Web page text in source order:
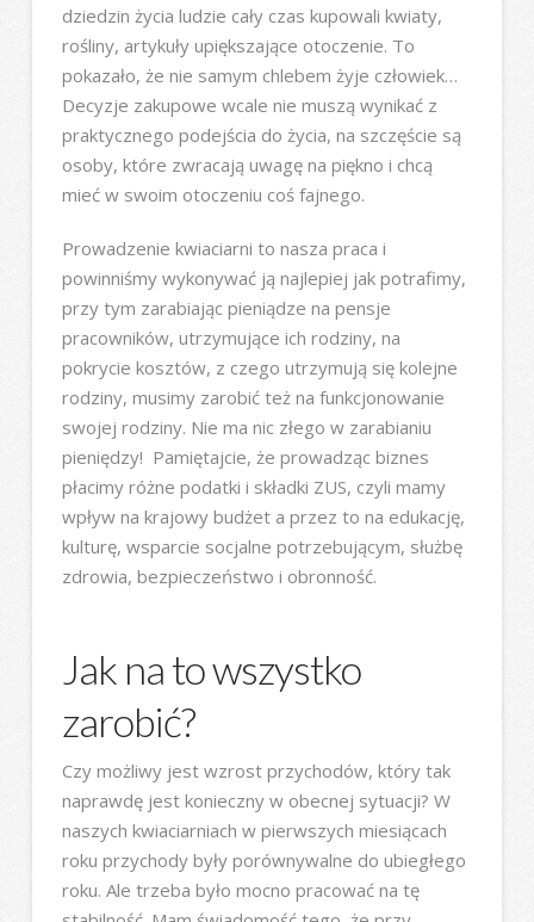
dziedzin życia ludzie cały czas kupowali kwiaty,
rośliny, artykuły upiększające otoczenie. To
pokazało, że nie samym chlebem żyje człowiek…
Decyzje zakupowe wcale nie muszą wynikać z
praktycznego podejścia do życia, na szczęście są
osoby, które zwracają uwagę na piękno i chcą
mieć w swoim otoczeniu coś fajnego.
Prowadzenie kwiaciarni to nasza praca i
powinniśmy wykonywać ją najlepiej jak potrafimy,
przy tym zarabiając pieniądze na pensje
pracowników, utrzymujące ich rodziny, na
pokrycie kosztów, z czego utrzymują się kolejne
rodziny, musimy zarobić też na funkcjonowanie
swojej rodziny. Nie ma nic złego w zarabianiu
pieniędzy! Pamiętajcie, że prowadząc biznes
płacimy różne podatki i składki ZUS, czyli mamy
wpływ na krajowy budżet a przez to na edukację,
kulturę, wsparcie socjalne potrzebującym, służbę
zdrowia, bezpieczeństwo i obronność.
Jak na to wszystko
zarobić?
Czy możliwy jest wzrost przychodów, który tak
naprawdę jest konieczny w obecnej sytuacji? W
naszych kwiaciarniach w pierwszych miesiącach
roku przychody były porównywalne do ubiegłego
roku. Ale trzeba było mocno pracować na tę